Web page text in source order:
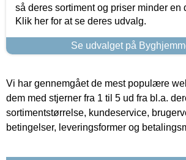
så deres sortiment og priser minder en
Klik her for at se deres udvalg.
Se udvalget på
Vi har gennemgået de mest populære
dem med stjerner fra 1 til 5 ud fra bl.a.
sortimentstørrelse, kundeservice,
betingelser, leveringsformer og